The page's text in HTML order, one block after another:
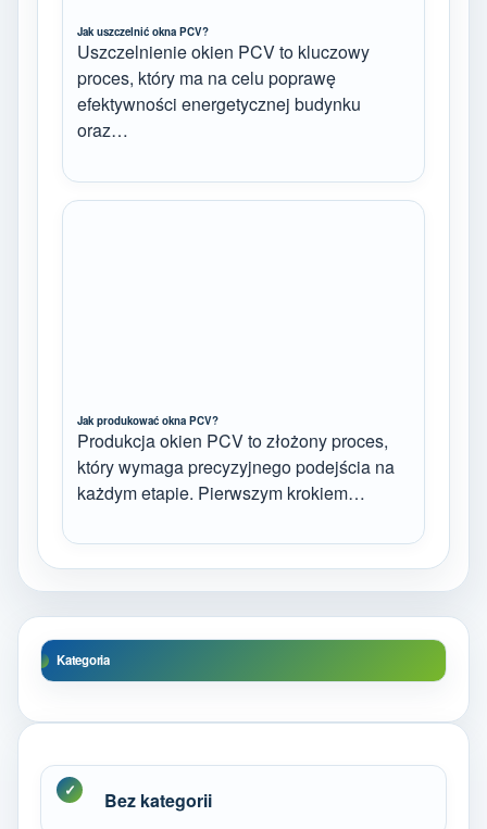
Jak uszczelnić okna PCV?
Uszczelnienie okien PCV to kluczowy
proces, który ma na celu poprawę
efektywności energetycznej budynku
oraz…
Jak produkować okna PCV?
Produkcja okien PCV to złożony proces,
który wymaga precyzyjnego podejścia na
każdym etapie. Pierwszym krokiem…
Kategoria
Bez kategorii